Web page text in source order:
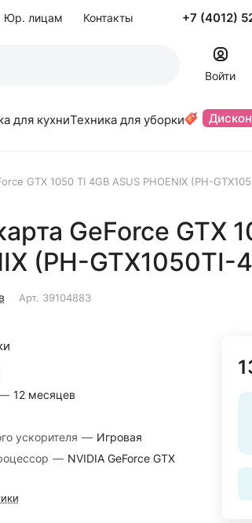
Юр. лицам Контакты +7 (4012)
Войти
для кухниТехника для уборки
GTX 1050 TI 4GB ASUS PHOENIX (PH-
GeForce GTX
(PH-GTX1050TI-
Арт. 39104883
12 месяцев
ускорителя — Игровая
— NVIDIA GeForce GTX